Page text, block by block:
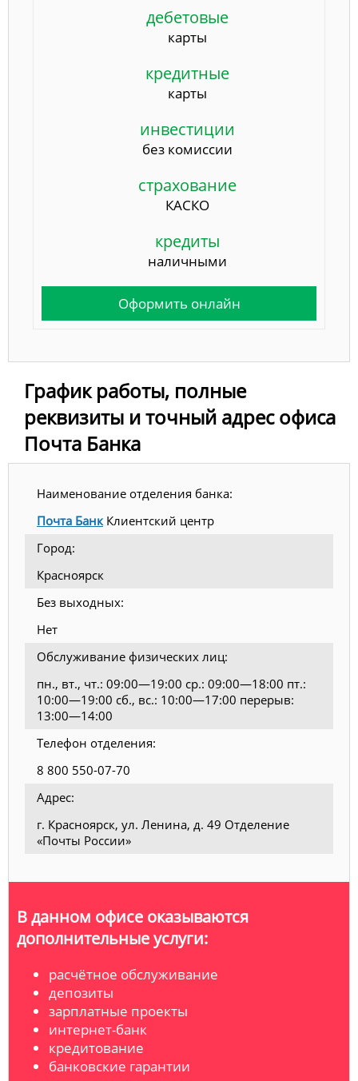
дебетовые
карты
кредитные
карты
инвестиции
без комиссии
страхование
КАСКО
кредиты
наличными
Оформить онлайн
График работы, полные
реквизиты и точный адрес офиса
Почта Банка
Наименование отделения банка:
Почта БанкКлиентский центр
Город:
Красноярск
Без выходных:
Нет
Обслуживание физических лиц:
пн., вт., чт.: 09:00—19:00 ср.: 09:00—18:00 пт.:
10:00—19:00 сб., вс.: 10:00—17:00 перерыв:
13:00—14:00
Телефон отделения:
8 800 550-07-70
Адрес:
г. Красноярск, ул. Ленина, д. 49 Отделение
«Почты России»
В данном офисе оказываются
дополнительные услуги:
расчётное обслуживание
депозиты
зарплатные проекты
интернет-банк
кредитование
банковские гарантии